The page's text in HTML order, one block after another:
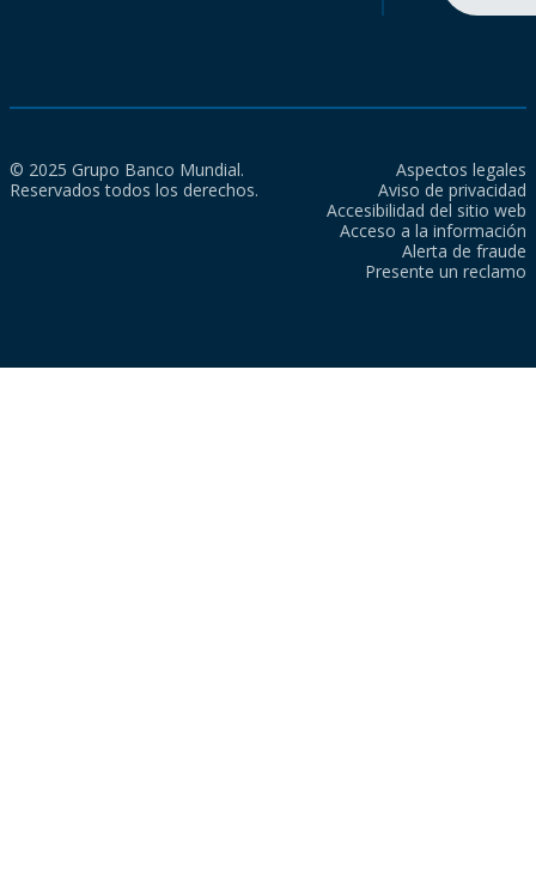
© 2025 Grupo Banco Mundial.
Reservados todos los derechos.
Aspectos legales
Aviso de privacidad
Accesibilidad del sitio web
Acceso a la información
Alerta de fraude
Presente un reclamo